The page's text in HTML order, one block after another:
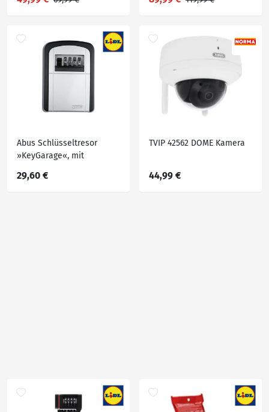
Big
Abus Schlüsseltresor
»KeyGarage«, mit
29,60 €
TVIP 42562 DOME Kamera
44,99 €